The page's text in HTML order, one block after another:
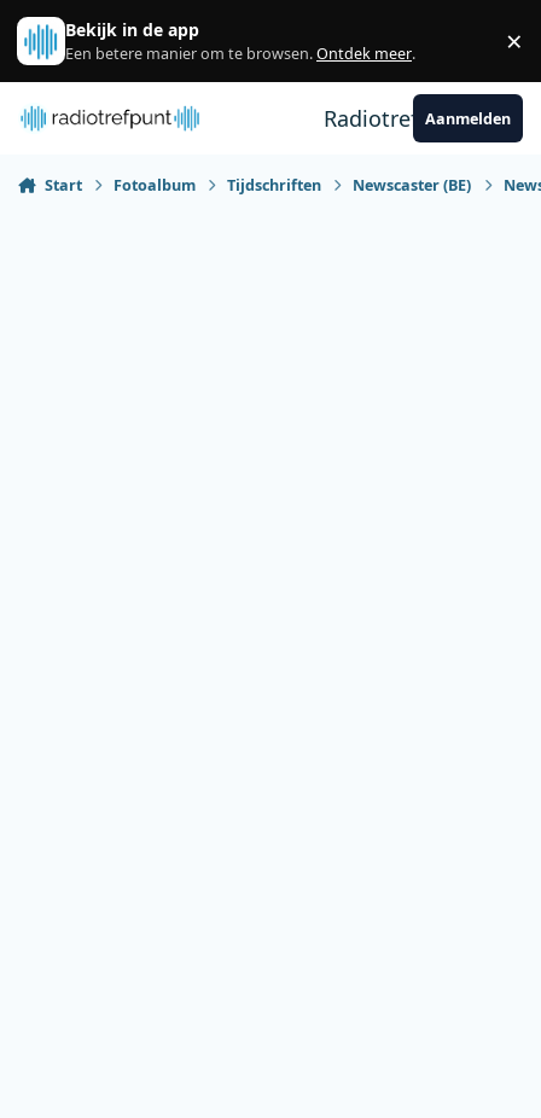
Spring naar bijdragen
Bekijk in de app
Een betere manier om te browsen.Ontdek meer. ×
RadiotrefpuntAanmelden
Start Fotoalbum Tijdschriften Newscaster (BE)